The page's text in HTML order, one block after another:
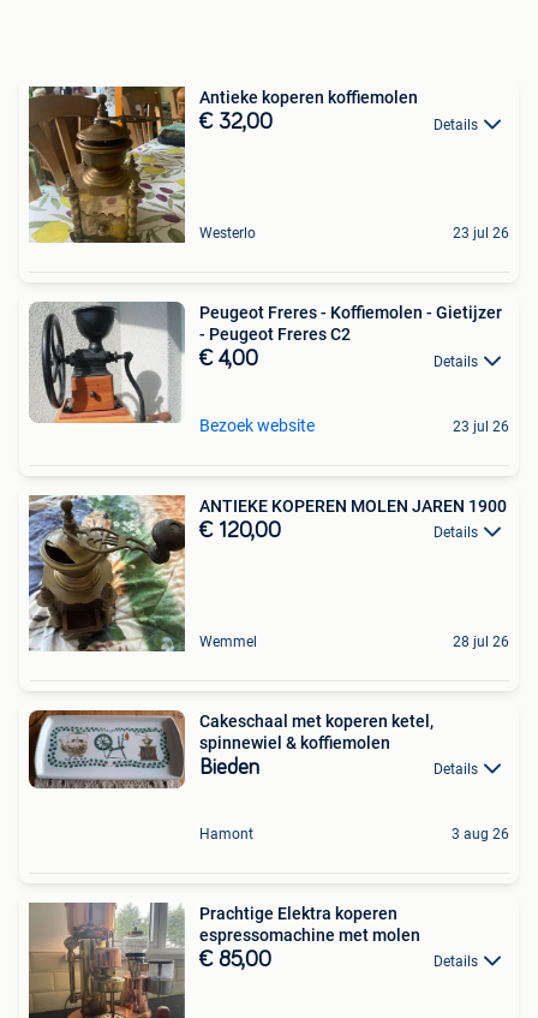
Antieke koperen koffiemolen
€ 32,00 Details
Westerlo 23 jul 26
Peugeot Freres - Koffiemolen - Gietijzer
- Peugeot Freres C2
€ 4,00 Details
Bezoek website 23 jul 26
ANTIEKE KOPEREN MOLEN JAREN 1900
€ 120,00 Details
Wemmel 28 jul 26
Cakeschaal met koperen ketel,
spinnewiel & koffiemolen
Bieden Details
Hamont 3 aug 26
Prachtige Elektra koperen
espressomachine met molen
€ 85,00 Details